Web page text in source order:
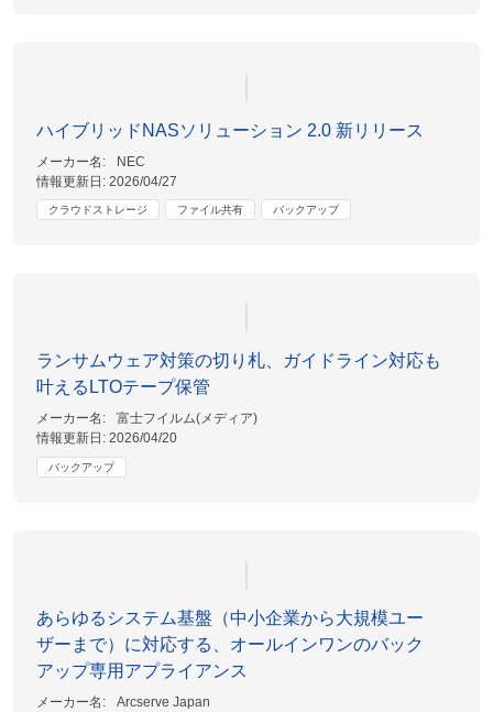
ハイブリッドNASソリューション 2.0 新リリース
メーカー名:
NEC
情報更新日:2026/04/27
クラウドストレージ ファイル共有 バックアップ
ランサムウェア対策の切り札、ガイドライン対応も
叶えるLTOテープ保管
メーカー名:
富士フイルム(メディア)
情報更新日:2026/04/20
バックアップ
あらゆるシステム基盤（中小企業から大規模ユー
ザーまで）に対応する、オールインワンのバック
アップ専用アプライアンス
メーカー名:
Arcserve Japan